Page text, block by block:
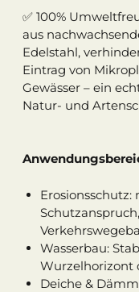
✅ 100%
aus
Edelstahl,
Eintrag von
Gewässer – ein
Natur- und
Wasserbau:
Wurzelhorizont
Deiche &